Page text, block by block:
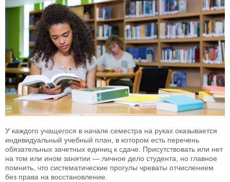
У каждого учащегося в начале семестра на руках оказывается
индивидуальный учебный план, в котором есть перечень
обязательных зачетных единиц к сдаче. Присутствовать или нет
на том или ином занятии — личное дело студента, но главное
помнить, что систематические прогулы чреваты отчислением
без права на восстановление.